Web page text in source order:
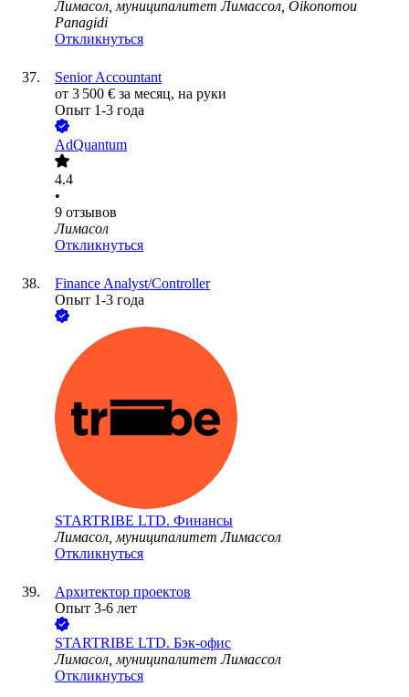
Лимасол, муниципалитет Лимассол, Oikonomou
Panagidi
Откликнуться
Senior Accountant
от 3 500 € за месяц, на руки
Опыт 1-3 года
AdQuantum
4.4
•
9 отзывов
Лимасол
Откликнуться
Finance Analyst/Controller
Опыт 1-3 года
STARTRIBE LTD. Финансы
Лимасол, муниципалитет Лимассол
Откликнуться
Архитектор проектов
Опыт 3-6 лет
STARTRIBE LTD. Бэк-офис
Лимасол, муниципалитет Лимассол
Откликнуться